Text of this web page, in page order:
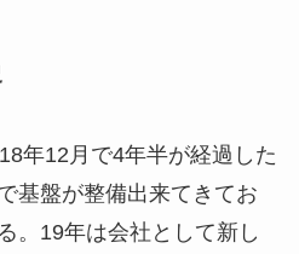
年12月で4年半が経過した
基盤が整備出来てきてお
。19年は会社として新し